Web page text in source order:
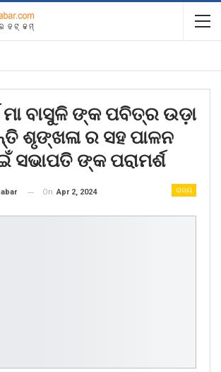
ମା ବାସୁଳି ଙ୍କ ପବିତ୍ର ଉଡ଼ା
ଶୃଙ୍ଖଳା ର ସହ ପାଳନ
ସଭାପତି ଙ୍କ ପରାମର୍ଶ
ରାଜ୍ୟ
On Apr 2, 2024